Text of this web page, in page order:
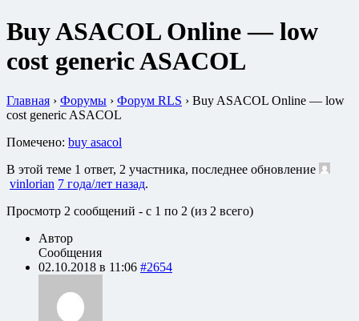
Buy ASACOL Online — low
cost generic ASACOL
Главная › Форумы › Форум RLS › Buy ASACOL Online — low
cost generic ASACOL
Помечено: buy asacol
В этой теме 1 ответ, 2 участника, последнее обновление
vinlorian 7 года/лет назад.
Просмотр 2 сообщений - с 1 по 2 (из 2 всего)
Автор
Сообщения
02.10.2018 в 11:06 #2654